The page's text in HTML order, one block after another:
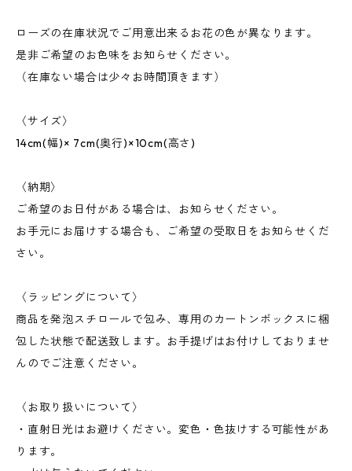
ローズの在庫状況でご用意出来るお花の色が異なります。
是非ご希望のお色味をお知らせください。
（在庫ない場合は少々お時間頂きます）
〈サイズ〉
14cm(幅)× 7cm(奥行)×10cm(高さ)
〈納期〉
ご希望のお日付がある場合は、お知らせください。
お手元にお届けする場合も、ご希望の受取日をお知らせくだ
さい。
〈ラッピングについて〉
商品を発泡スチロールで包み、専用のカートンボックスに梱
包した状態で配送致します。お手提げはお付けしておりませ
んのでご注意ください。
〈お取り扱いについて〉
・直射日光はお避けください。変色・色抜けする可能性があ
ります。